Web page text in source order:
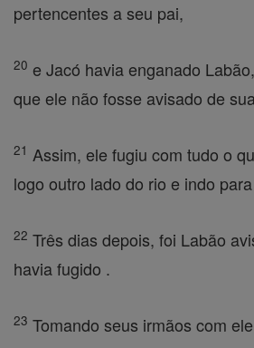
pertencentes a seu pai,
20 e Jacó havia enganado
que ele não fosse avisado de
21 Assim, ele fugiu com tudo o
logo outro lado do rio e indo
22 Três dias depois, foi Labão
havia fugido .
23 Tomando seus irmãos com